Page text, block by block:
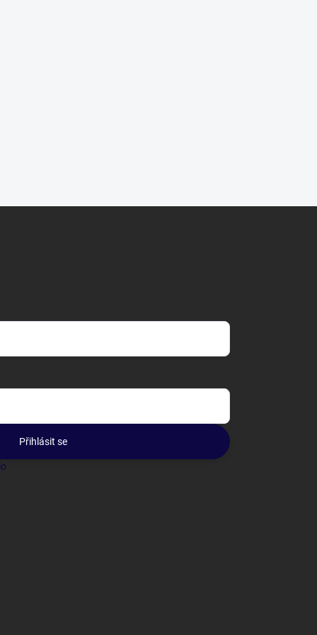
Přihlásit se